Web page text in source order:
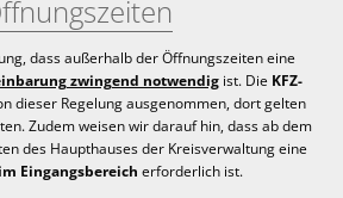
dass außerhalb der Öffnungszeiten eine
zwingend notwendigist. Die KFZ-
dieser Regelung ausgenommen, dort gelten
Zudem weisen wir darauf hin, dass ab dem
des Haupthauses der Kreisverwaltung eine
Eingangsbereich erforderlich ist.